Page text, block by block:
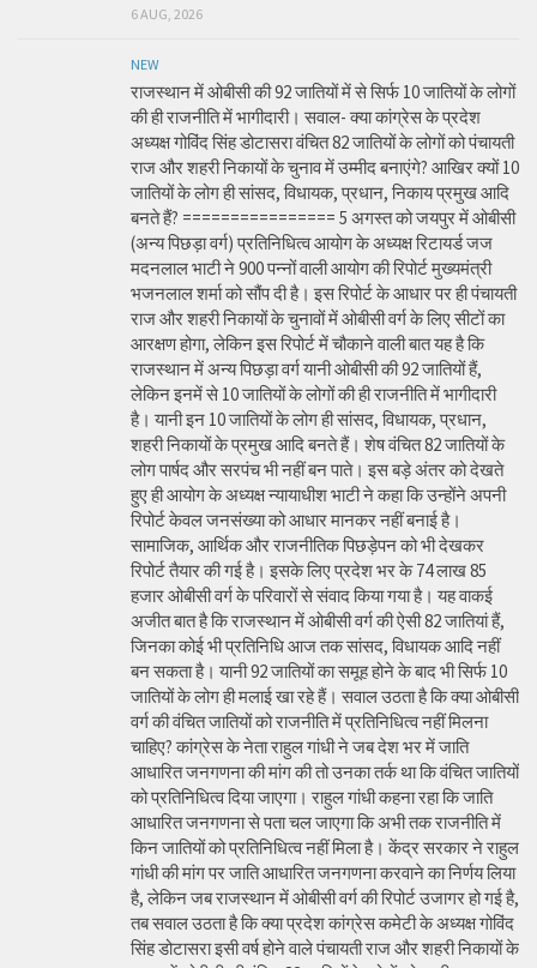
6 AUG, 2026
NEW
राजस्थान में ओबीसी की 92 जातियों में से सिर्फ 10 जातियों के लोगों
की ही राजनीति में भागीदारी। सवाल- क्या कांग्रेस के प्रदेश
अध्यक्ष गोविंद सिंह डोटासरा वंचित 82 जातियों के लोगों को पंचायती
राज और शहरी निकायों के चुनाव में उम्मीद बनाएंगे? आखिर क्यों 10
जातियों के लोग ही सांसद, विधायक, प्रधान, निकाय प्रमुख आदि
बनते हैं? ================ 5 अगस्त को जयपुर में ओबीसी
(अन्य पिछड़ा वर्ग) प्रतिनिधित्व आयोग के अध्यक्ष रिटायर्ड जज
मदनलाल भाटी ने 900 पन्नों वाली आयोग की रिपोर्ट मुख्यमंत्री
भजनलाल शर्मा को सौंप दी है। इस रिपोर्ट के आधार पर ही पंचायती
राज और शहरी निकायों के चुनावों में ओबीसी वर्ग के लिए सीटों का
आरक्षण होगा, लेकिन इस रिपोर्ट में चौकाने वाली बात यह है कि
राजस्थान में अन्य पिछड़ा वर्ग यानी ओबीसी की 92 जातियों हैं,
लेकिन इनमें से 10 जातियों के लोगों की ही राजनीति में भागीदारी
है। यानी इन 10 जातियों के लोग ही सांसद, विधायक, प्रधान,
शहरी निकायों के प्रमुख आदि बनते हैं। शेष वंचित 82 जातियों के
लोग पार्षद और सरपंच भी नहीं बन पाते। इस बड़े अंतर को देखते
हुए ही आयोग के अध्यक्ष न्यायाधीश भाटी ने कहा कि उन्होंने अपनी
रिपोर्ट केवल जनसंख्या को आधार मानकर नहीं बनाई है।
सामाजिक, आर्थिक और राजनीतिक पिछड़ेपन को भी देखकर
रिपोर्ट तैयार की गई है। इसके लिए प्रदेश भर के 74 लाख 85
हजार ओबीसी वर्ग के परिवारों से संवाद किया गया है। यह वाकई
अजीत बात है कि राजस्थान में ओबीसी वर्ग की ऐसी 82 जातियां हैं,
जिनका कोई भी प्रतिनिधि आज तक सांसद, विधायक आदि नहीं
बन सकता है। यानी 92 जातियों का समूह होने के बाद भी सिर्फ 10
जातियों के लोग ही मलाई खा रहे हैं। सवाल उठता है कि क्या ओबीसी
वर्ग की वंचित जातियों को राजनीति में प्रतिनिधित्व नहीं मिलना
चाहिए? कांग्रेस के नेता राहुल गांधी ने जब देश भर में जाति
आधारित जनगणना की मांग की तो उनका तर्क था कि वंचित जातियों
को प्रतिनिधित्व दिया जाएगा। राहुल गांधी कहना रहा कि जाति
आधारित जनगणना से पता चल जाएगा कि अभी तक राजनीति में
किन जातियों को प्रतिनिधित्व नहीं मिला है। केंद्र सरकार ने राहुल
गांधी की मांग पर जाति आधारित जनगणना करवाने का निर्णय लिया
है, लेकिन जब राजस्थान में ओबीसी वर्ग की रिपोर्ट उजागर हो गई है,
तब सवाल उठता है कि क्या प्रदेश कांग्रेस कमेटी के अध्यक्ष गोविंद
सिंह डोटासरा इसी वर्ष होने वाले पंचायती राज और शहरी निकायों के